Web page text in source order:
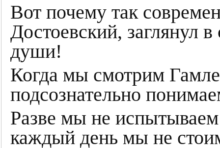
Вот почему так
Достоевский, заглянул
души!
Когда мы смотрим
подсознательно
Разве мы не испытываем
каждый день мы не